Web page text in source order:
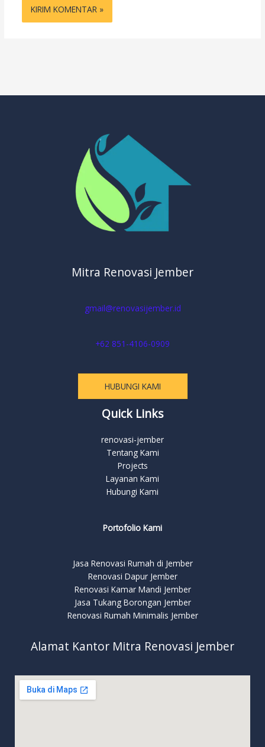
Mitra Renovasi Jember
gmail@renovasijember.id
+62 851-4106-0909
HUBUNGI KAMI
Quick Links
renovasi-jember
Tentang Kami
Projects
Layanan Kami
Hubungi Kami
Portofolio Kami
Jasa Renovasi Rumah di Jember
Renovasi Dapur Jember
Renovasi Kamar Mandi Jember
Jasa Tukang Borongan Jember
Renovasi Rumah Minimalis Jember
Alamat Kantor Mitra Renovasi Jember